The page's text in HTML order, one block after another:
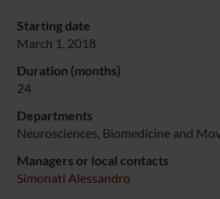
Starting date
March 1, 2018
Duration (months)
24
Departments
Neurosciences, Biomedicine and
Managers or local contacts
Simonati Alessandro